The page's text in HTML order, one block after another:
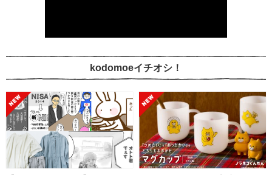
kodomoeイチオシ！